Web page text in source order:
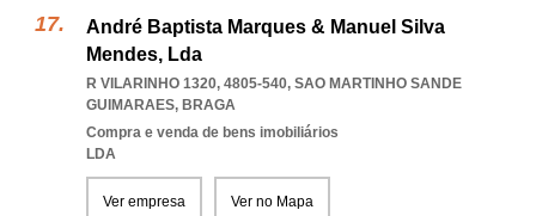
André Baptista Marques & Manuel Silva
Mendes, Lda
R VILARINHO 1320, 4805-540, SAO MARTINHO SANDE
GUIMARAES, BRAGA
Compra e venda de bens imobiliários
LDA
Ver empresa Ver no Mapa